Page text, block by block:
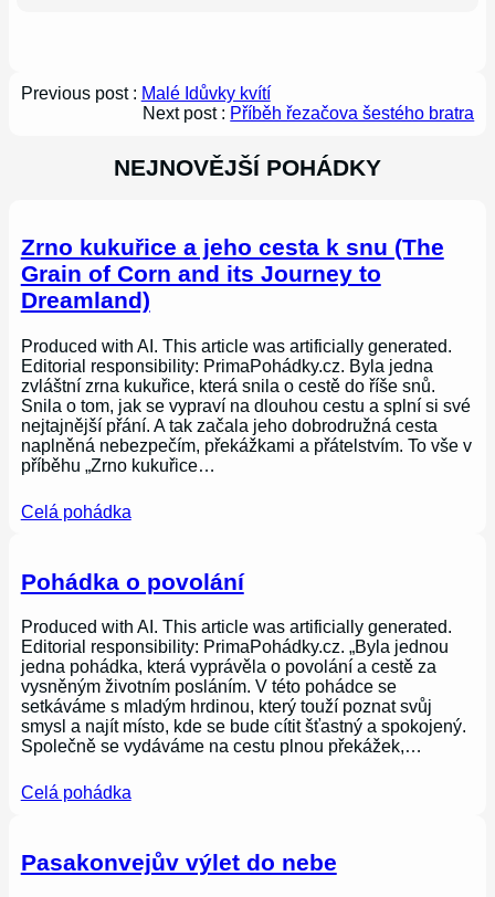
Previous post : Malé Idůvky kvítí
Next post : Příběh řezačova šestého bratra
NEJNOVĚJŠÍ POHÁDKY
Zrno kukuřice a jeho cesta k snu (The
Grain of Corn and its Journey to
Dreamland)
Produced with AI. This article was artificially generated.
Editorial responsibility: PrimaPohádky.cz. Byla jedna
zvláštní zrna kukuřice, která snila o cestě do říše snů.
Snila o tom, jak se vypraví na dlouhou cestu a splní si své
nejtajnější přání. A tak začala jeho dobrodružná cesta
naplněná nebezpečím, překážkami a přátelstvím. To vše v
příběhu „Zrno kukuřice…
Celá pohádka
Pohádka o povolání
Produced with AI. This article was artificially generated.
Editorial responsibility: PrimaPohádky.cz. „Byla jednou
jedna pohádka, která vyprávěla o povolání a cestě za
vysněným životním posláním. V této pohádce se
setkáváme s mladým hrdinou, který touží poznat svůj
smysl a najít místo, kde se bude cítit šťastný a spokojený.
Společně se vydáváme na cestu plnou překážek,…
Celá pohádka
Pasakonvejův výlet do nebe